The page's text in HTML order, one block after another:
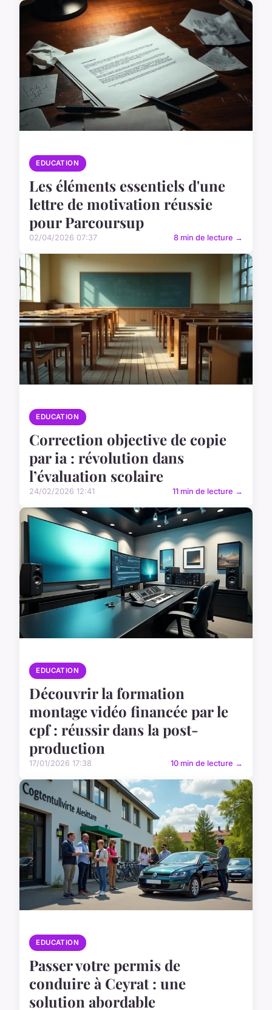
EDUCATION
Les éléments essentiels d'une
lettre de motivation réussie
pour Parcoursup
02/04/2026 07:37 8 min de lecture →
EDUCATION
Correction objective de copie
par ia : révolution dans
l’évaluation scolaire
24/02/2026 12:41 11 min de lecture →
EDUCATION
Découvrir la formation
montage vidéo financée par le
cpf : réussir dans la post-
production
17/01/2026 17:38 10 min de lecture →
EDUCATION
Passer votre permis de
conduire à Ceyrat : une
solution abordable